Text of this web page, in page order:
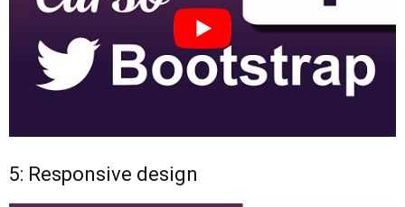
5: Responsive design